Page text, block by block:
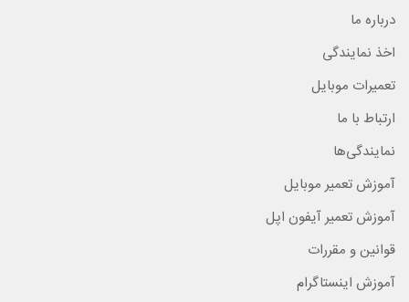
درباره ما
اخذ نمایندگی
تعمیرات موبایل
ارتباط با ما
نمایندگی‌ها
آموزش تعمیر موبایل
آموزش تعمیر آیفون اپل
قوانین و مقررات
آموزش اینستاگرام